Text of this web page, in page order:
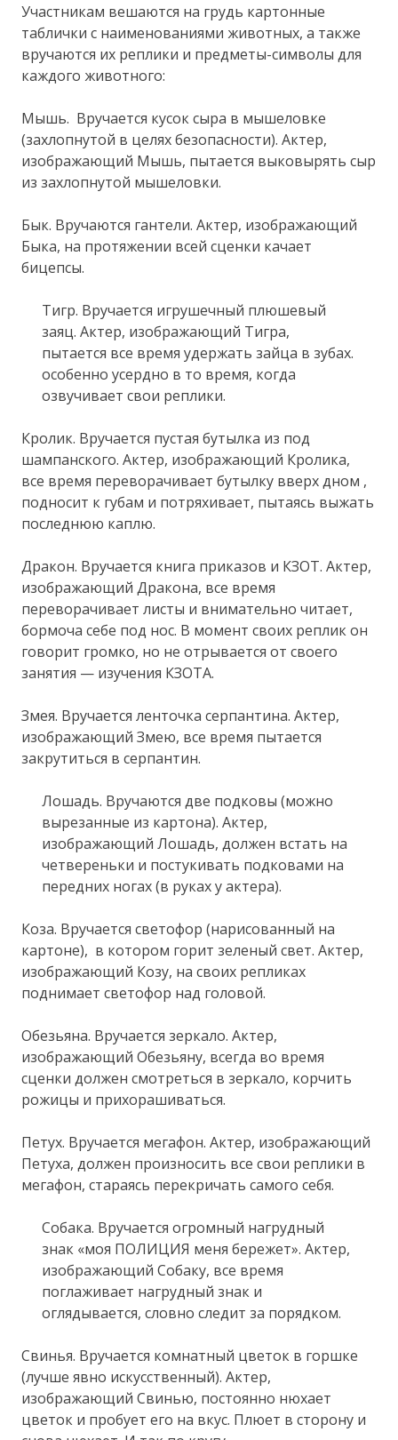
Участникам вешаются на грудь картонные
таблички с наименованиями животных, а также
вручаются их реплики и предметы-символы для
каждого животного:
Мышь. Вручается кусок сыра в мышеловке
(захлопнутой в целях безопасности). Актер,
изображающий Мышь, пытается выковырять сыр
из захлопнутой мышеловки.
Бык. Вручаются гантели. Актер, изображающий
Быка, на протяжении всей сценки качает
бицепсы.
Тигр. Вручается игрушечный плюшевый
заяц. Актер, изображающий Тигра,
пытается все время удержать зайца в зубах.
особенно усердно в то время, когда
озвучивает свои реплики.
Кролик. Вручается пустая бутылка из под
шампанского. Актер, изображающий Кролика,
все время переворачивает бутылку вверх дном ,
подносит к губам и потряхивает, пытаясь выжать
последнюю каплю.
Дракон. Вручается книга приказов и КЗОТ. Актер,
изображающий Дракона, все время
переворачивает листы и внимательно читает,
бормоча себе под нос. В момент своих реплик он
говорит громко, но не отрывается от своего
занятия — изучения КЗОТА.
Змея. Вручается ленточка серпантина. Актер,
изображающий Змею, все время пытается
закрутиться в серпантин.
Лошадь. Вручаются две подковы (можно
вырезанные из картона). Актер,
изображающий Лошадь, должен встать на
четвереньки и постукивать подковами на
передних ногах (в руках у актера).
Коза. Вручается светофор (нарисованный на
картоне), в котором горит зеленый свет. Актер,
изображающий Козу, на своих репликах
поднимает светофор над головой.
Обезьяна. Вручается зеркало. Актер,
изображающий Обезьяну, всегда во время
сценки должен смотреться в зеркало, корчить
рожицы и прихорашиваться.
Петух. Вручается мегафон. Актер, изображающий
Петуха, должен произносить все свои реплики в
мегафон, стараясь перекричать самого себя.
Собака. Вручается огромный нагрудный
знак «моя ПОЛИЦИЯ меня бережет». Актер,
изображающий Собаку, все время
поглаживает нагрудный знак и
оглядывается, словно следит за порядком.
Свинья. Вручается комнатный цветок в горшке
(лучше явно искусственный). Актер,
изображающий Свинью, постоянно нюхает
цветок и пробует его на вкус. Плюет в сторону и